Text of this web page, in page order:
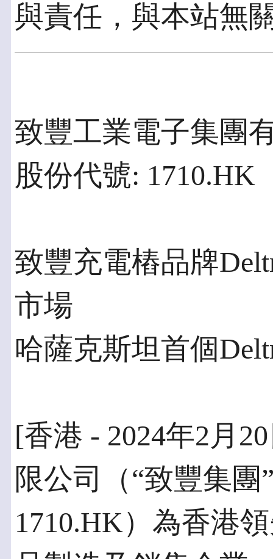
與責任，與本站無
致豐工業電子集團
股份代號: 1710.HK
致豐充電樁品牌
市場
哈薩克斯坦首個
[香港 - 2024年2月
限公司（“致豐集團
1710.HK）為香港